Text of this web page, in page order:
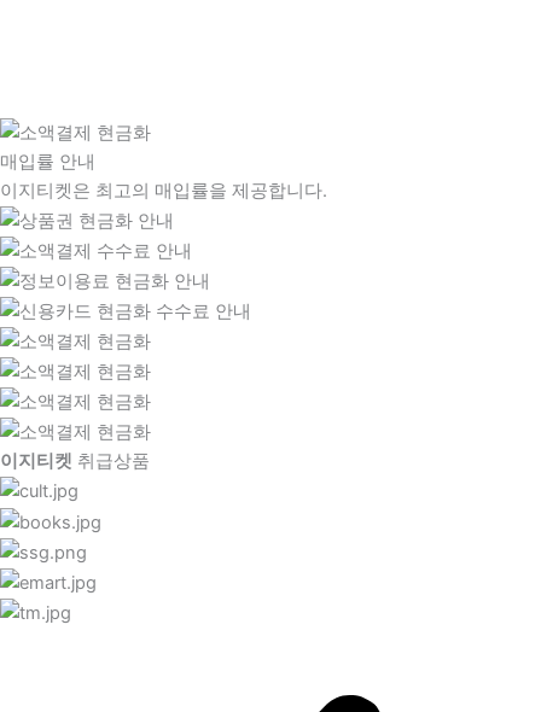
매입률 안내
이지티켓은 최고의 매입률을 제공합니다.
이지티켓 취급상품